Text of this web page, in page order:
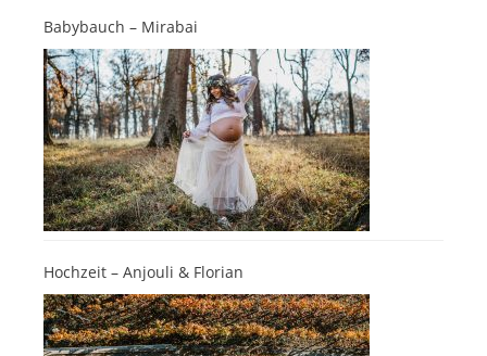
Babybauch – Mirabai
Hochzeit – Anjouli & Florian